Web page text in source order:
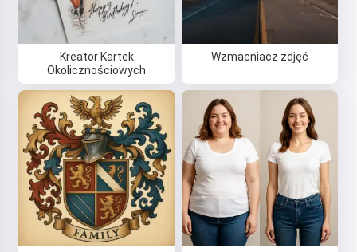
Kreator Kartek
Okolicznościowych
Wzmacniacz zdjęć